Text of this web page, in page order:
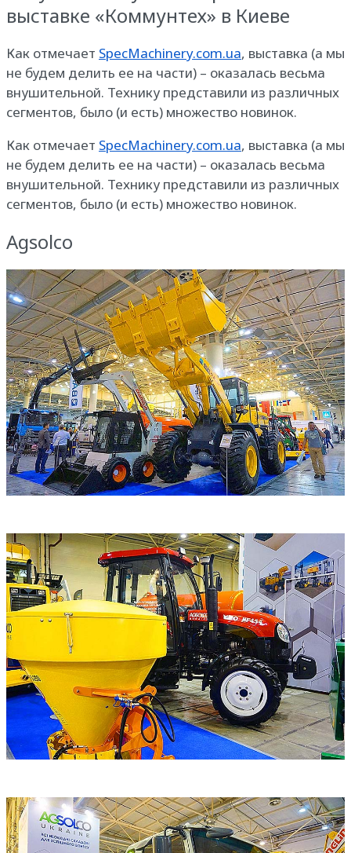
выставке «Коммунтех» в Киеве
Как отмечает SpecMachinery.com.ua, выставка (а мы
не будем делить ее на части) – оказалась весьма
внушительной. Технику представили из различных
сегментов, было (и есть) множество новинок.
Как отмечает SpecMachinery.com.ua, выставка (а мы
не будем делить ее на части) – оказалась весьма
внушительной. Технику представили из различных
сегментов, было (и есть) множество новинок.
Agsolco